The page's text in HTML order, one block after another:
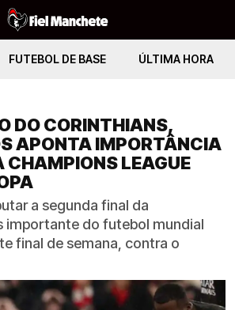
FUTEBOL DE BASE ÚLTIMA HORA
DO CORINTHIANS,
APONTA IMPORTÂNCIA
CHAMPIONS LEAGUE
a segunda final da
importante do futebol mundial
final de semana, contra o